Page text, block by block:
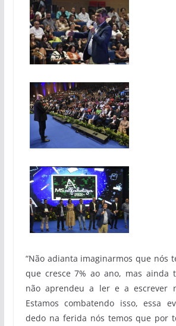
“Não adianta imaginarmos que nós
que cresce 7% ao ano, mas ainda
não aprendeu a ler e a escrever
Estamos combatendo isso, essa
dedo na ferida nós temos que por